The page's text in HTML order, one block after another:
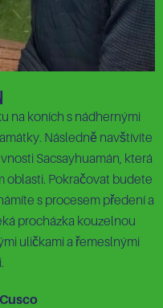
na koních s nádhernými
Následně navštívíte
Sacsayhuamán, která
oblasti. Pokračovat budete
s procesem předení a
procházka kouzelnou
uličkami a řemeslnými